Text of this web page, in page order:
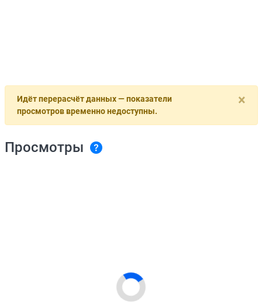
×
Идёт перерасчёт данных — показатели
просмотров временно недоступны.
Просмотры